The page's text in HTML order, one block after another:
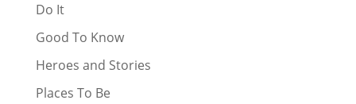
Do It
Good To Know
Heroes and Stories
Places To Be